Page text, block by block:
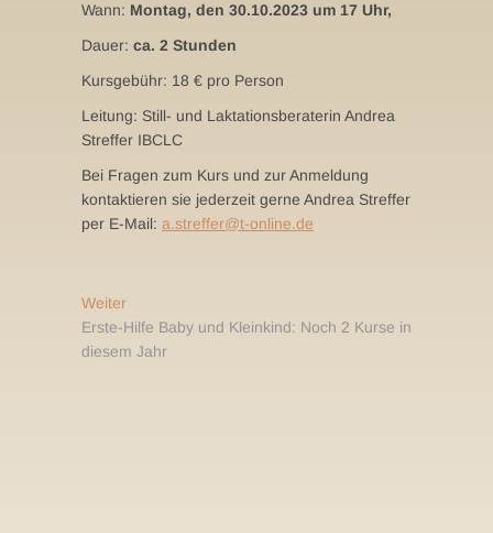
Wann: Montag, den 30.10.2023 um 17 Uhr,
Dauer: ca. 2 Stunden
Kursgebühr: 18 € pro Person
Leitung: Still- und Laktationsberaterin Andrea
Streffer IBCLC
Bei Fragen zum Kurs und zur Anmeldung
kontaktieren sie jederzeit gerne Andrea Streffer
per E-Mail: a.streffer@t-online.de
Beitragsnavigation
WeiterNächster
Beitrag:
Erste-Hilfe Baby und Kleinkind: Noch 2 Kurse in
diesem Jahr